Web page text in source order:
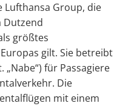
Lufthansa Group, die
Dutzend
größtes
gilt. Sie betreibt
für Passagiere
Die
mit einem